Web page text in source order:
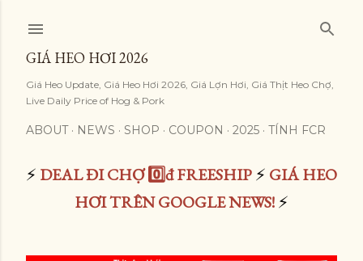
GIÁ HEO HƠI 2026
Giá Heo Update, Giá Heo Hơi 2026, Giá Lợn Hơi, Giá Thịt Heo Chợ,
Live Daily Price of Hog & Pork
ABOUT NEWS SHOP COUPON 2025 TÍNH FCR
⚡ DEAL ĐI CHỢ 0️⃣đ FREESHIP⚡ GIÁ HEO
HƠI TRÊN GOOGLE NEWS!⚡